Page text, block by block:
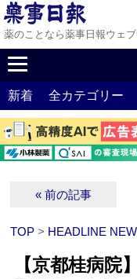
薬のことなら薬事日報ウェブ
新着 全カテゴリー
« 前の記事
TOP > HEADLINE
【京都桂病院